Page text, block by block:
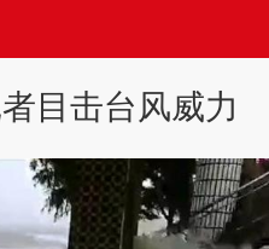
目击台风威力